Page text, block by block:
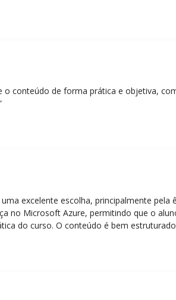
conteúdo de forma prática e objetiva,
excelente escolha, principalmente pela
no Microsoft Azure, permitindo que o
do curso. O conteúdo é bem
técnica muito avançada.”